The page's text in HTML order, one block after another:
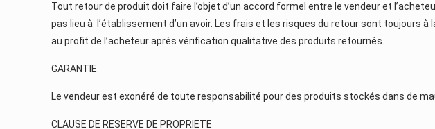
Tout retour de produit doit faire l’objet d’un accord formel entre le vendeur et
pas lieu à l’établissement d’un avoir. Les frais et les risques du retour sont toujours
au profit de l’acheteur après vérification qualitative des produits retournés.
GARANTIE
Le vendeur est exonéré de toute responsabilité pour des produits stockés dans de
CLAUSE DE RESERVE DE PROPRIETE